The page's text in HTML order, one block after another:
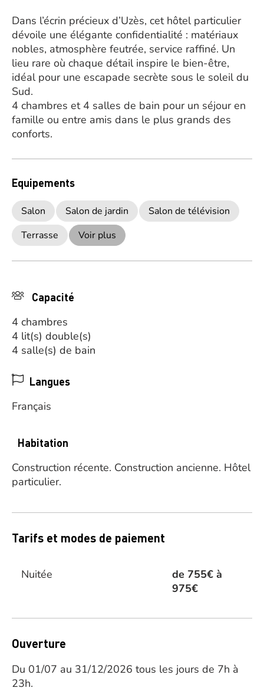
Dans l’écrin précieux d’Uzès, cet hôtel particulier
dévoile une élégante confidentialité : matériaux
nobles, atmosphère feutrée, service raffiné. Un
lieu rare où chaque détail inspire le bien-être,
idéal pour une escapade secrète sous le soleil du
Sud.
4 chambres et 4 salles de bain pour un séjour en
famille ou entre amis dans le plus grands des
conforts.
Equipements
Salon Salon de jardin
Salon de télévision
Terrasse
Voir plus
Capacité
4 chambres
4 lit(s) double(s)
4 salle(s) de bain
Langues
Français
Habitation
Construction récente. Construction ancienne. Hôtel
particulier.
Tarifs et modes de paiement
Nuitée
de 755€ à
975€
Ouverture
Du 01/07 au 31/12/2026 tous les jours de 7h à
23h.